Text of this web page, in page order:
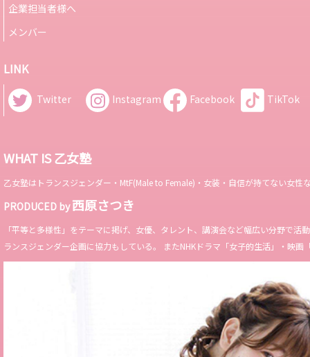
企業担当者様へ
メンバー
LINK
Twitter Instagram Facebook TikTok
WHAT IS 乙女塾
乙女塾はトランスジェンダー・MtF(Male to Female)・女装・自信が持てない女
PRODUCED by西原さつき
「平等と多様性」をテーマに掲げ、女優、タレント、講演会など幅広い分野で
ランスジェンダー企画に協力もしている。 またNHKドラマ「女子的生活」・映